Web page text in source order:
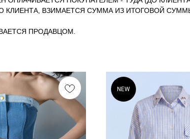
КЛИЕНТА, ВЗИМАЕТСЯ СУММА ИЗ ИТОГОВОЙ
ПРОДАВЦОМ.
NEW